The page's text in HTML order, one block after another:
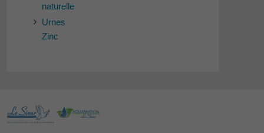
naturelle
Urnes
Zinc